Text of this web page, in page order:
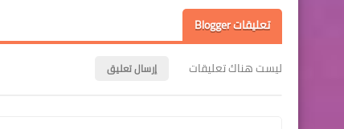
تعليقات Blogger
ليست هناك تعليقات إرسال تعليق